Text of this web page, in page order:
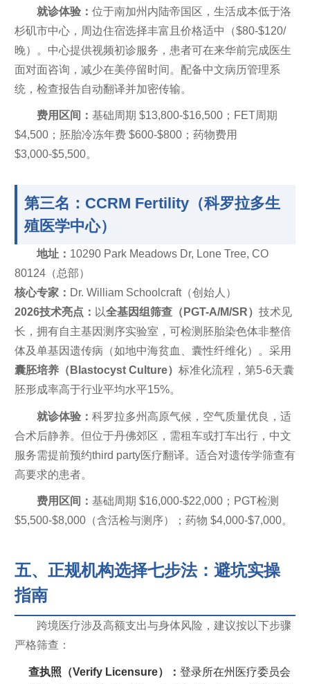
就诊体验： 位于南加州内陆帝国区，生活成本低于洛
杉矶市中心，周边住宿选择丰富且价格适中（$80-$120/
晚）。中心提供视频初诊服务，患者可在来华前完成医生
面对面咨询，减少在美停留时间。配备中文病历管理系
统，检查报告自动翻译并加密传输。
费用区间： 基础周期 $13,800-$16,500；FET周期
$4,500；胚胎冷冻年费 $600-$800；药物费用
$3,000-$5,500。
第三名：CCRM Fertility（科罗拉多生
殖医学中心）
地址： 10290 Park Meadows Dr, Lone Tree, CO
80124（总部）
核心专家： Dr. William Schoolcraft（创始人）
2026技术亮点： 以全基因组筛查（PGT-A/M/SR） 技术见
长，拥有自主基因测序实验室，可检测胚胎染色体非整倍
体及单基因遗传病（如地中海贫血、囊性纤维化）。采用
囊胚培养（Blastocyst Culture） 标准化流程，第5-6天囊
胚形成率高于行业平均水平15%。
就诊体验： 科罗拉多州高原气候，空气质量优良，适
合术后静养。但位于丹佛郊区，需租车或打车出行，中文
服务需提前预约third party医疗翻译。适合对遗传学筛查有
高要求的患者。
费用区间： 基础周期 $16,000-$22,000；PGT检测
$5,500-$8,000（含活检与测序）；药物 $4,000-$7,000。
五、正规机构选择七步法：避坑实操
指南
跨境医疗涉及高额支出与身体风险，建议按以下步骤
严格筛查：
查执照（Verify Licensure）： 登录所在州医疗委员会